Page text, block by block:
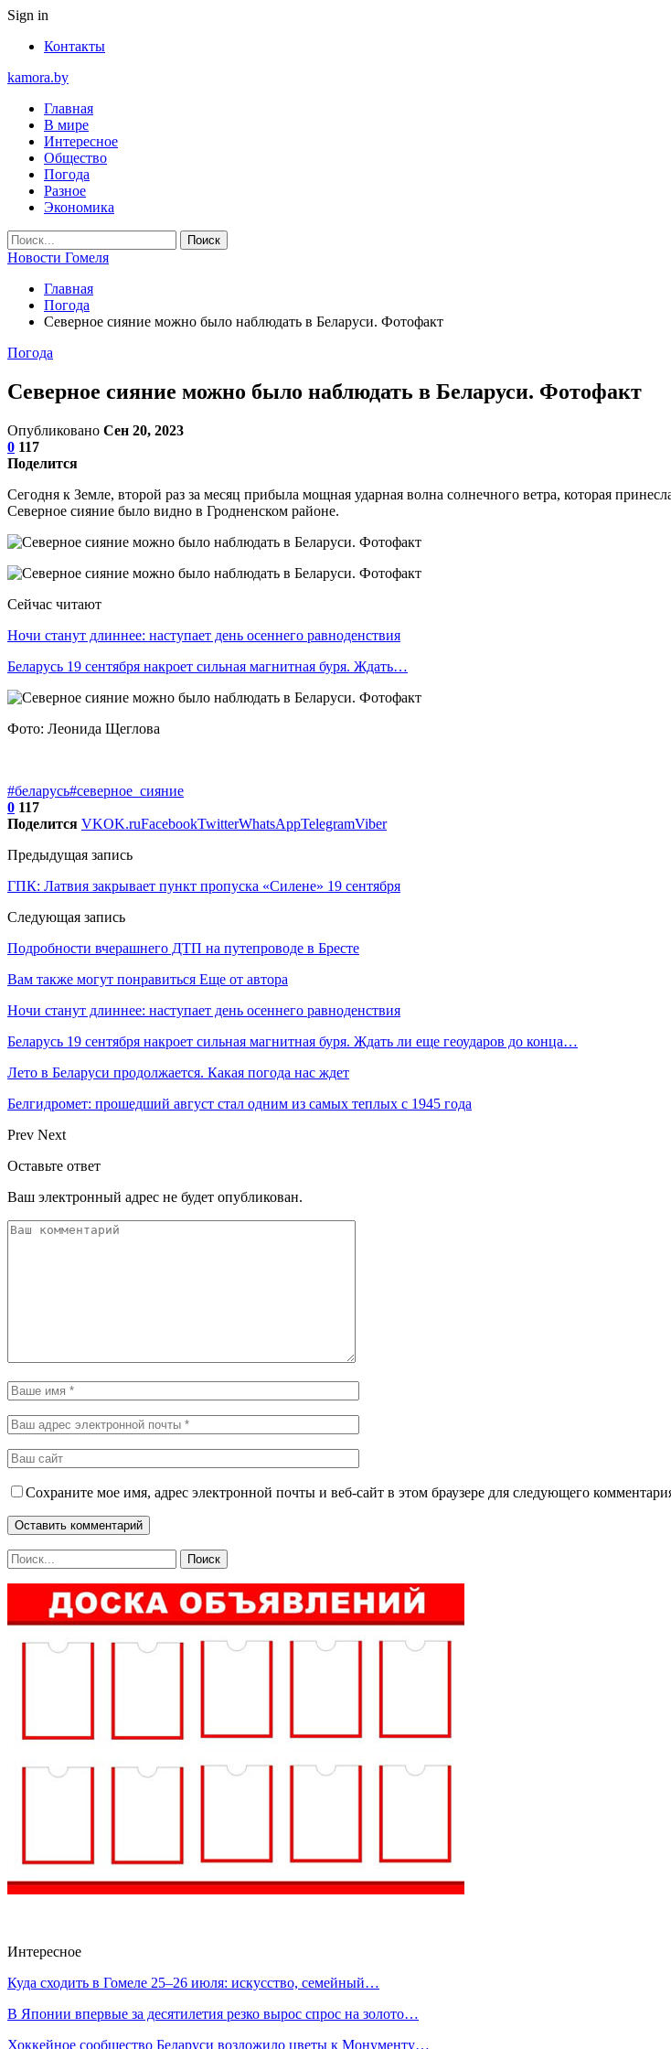
Sign in
Контакты
kamora.by
Главная
В мире
Интересное
Общество
Погода
Разное
Экономика
Новости Гомеля
Главная
Погода
Северное сияние можно было наблюдать в Беларуси. Фотофакт
Погода
Северное сияние можно было наблюдать в Беларуси. Фотофакт
Опубликовано Сен 20, 2023
0 117
Поделится
Сегодня к Земле, второй раз за месяц прибыла мощная ударная волна солнечного ветра, которая
Северное сияние было видно в Гродненском районе.
Сейчас читают
Ночи станут длиннее: наступает день осеннего равноденствия
Беларусь 19 сентября накроет сильная магнитная буря. Ждать…
Фото: Леонида Щеглова
#беларусь#северное_сияние
0 117
Поделится VKOK.ruFacebookTwitterWhatsAppTelegramViber
Предыдущая запись
ГПК: Латвия закрывает пункт пропуска «Силене» 19 сентября
Следующая запись
Подробности вчерашнего ДТП на путепроводе в Бресте
Вам также могут понравиться Еще от автора
Ночи станут длиннее: наступает день осеннего равноденствия
Беларусь 19 сентября накроет сильная магнитная буря. Ждать ли еще геоударов до конца…
Лето в Беларуси продолжается. Какая погода нас ждет
Белгидромет: прошедший август стал одним из самых теплых с 1945 года
Prev Next
Оставьте ответ
Ваш электронный адрес не будет опубликован.
Сохраните мое имя, адрес электронной почты и веб-сайт в этом браузере для следующего
Интересное
Куда сходить в Гомеле 25–26 июля: искусство, семейный…
В Японии впервые за десятилетия резко вырос спрос на золото…
Хоккейное сообщество Беларуси возложило цветы к Монументу…